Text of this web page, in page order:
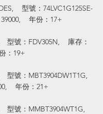
型號：74LVC1G125SE-
年份：17+
型號：FDV305N,    庫存：
：19+
型號：MBT3904DW1T1G,
年份：21+
型號：MMBT3904WT1G,